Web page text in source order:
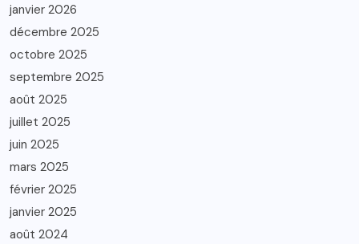
janvier 2026
décembre 2025
octobre 2025
septembre 2025
août 2025
juillet 2025
juin 2025
mars 2025
février 2025
janvier 2025
août 2024